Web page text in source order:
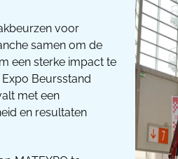
voor
samen om de
een ​​sterke impact te
Beursstand
met een
en resultaten